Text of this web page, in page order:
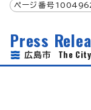
ページ番号
Press
広島市 The